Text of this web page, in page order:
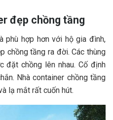
đẹp chồng tầng
phù hợp hơn với hộ gia đình,
chồng tầng ra đời. Các thùng
đặt chồng lên nhau. Cố định
Nhà container chồng tầng
lạ mắt rất cuốn hút.